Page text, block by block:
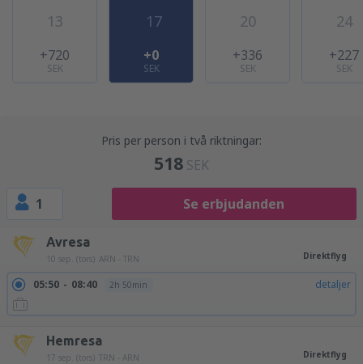
13
+720
SEK
17
+0
SEK
20
+336
SEK
24
+227
SEK
Pris per person i två riktningar:
518 SEK
1 Se erbjudanden
Avresa
10 sep. (tors) ARN - TRN Direktflyg
05:50 08:40 2h 50min detaljer
Hemresa
17 sep. (tors) TRN - ARN Direktflyg